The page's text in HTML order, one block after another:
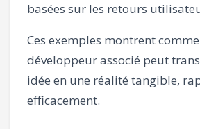
basées sur les retours
Ces exemples montrent
développeur associé peut
idée en une réalité tangible,
efficacement.